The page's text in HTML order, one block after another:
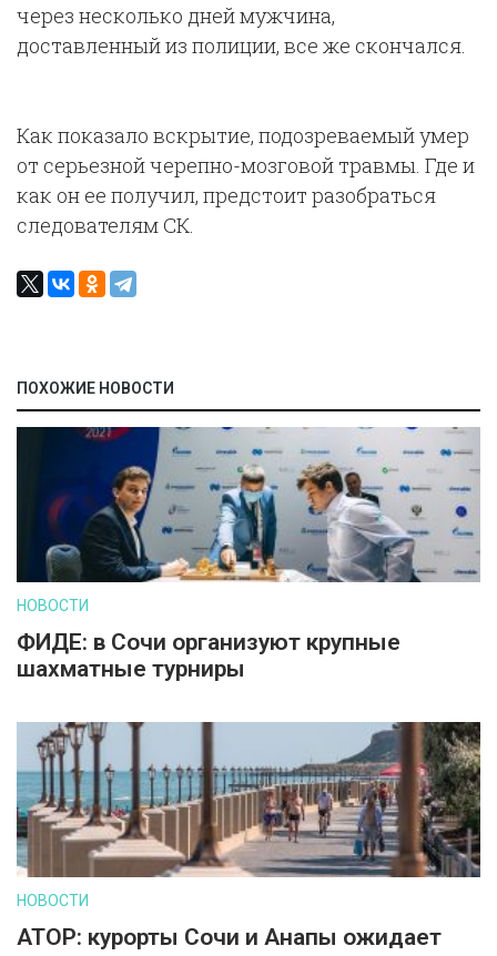
через несколько дней мужчина,
доставленный из полиции, все же скончался.
Как показало вскрытие, подозреваемый умер
от серьезной черепно-мозговой травмы. Где и
как он ее получил, предстоит разобраться
следователям СК.
ПОХОЖИЕ НОВОСТИ
НОВОСТИ
ФИДЕ: в Сочи организуют крупные
шахматные турниры
НОВОСТИ
АТОР: курорты Сочи и Анапы ожидает